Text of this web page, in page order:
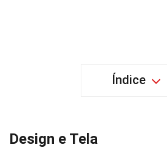
Índice
Design e Tela